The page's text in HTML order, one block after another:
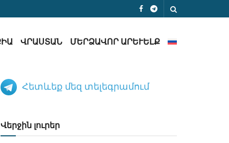
ՎՐԱՍՏԱՆ ՄԵՐՁԱՎՈՐ ԱՐԵՒԵԼՔ
Հետևեք մեզ տելեգրամում
Վերջին լուրեր